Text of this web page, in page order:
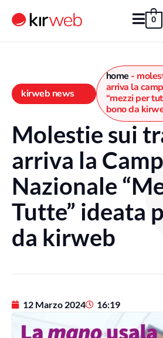
0
kirweb news
home -
arriva la
“mezzi per
bono da
Molestie sui
arriva la
Nazionale
Tutte” ideata
da kirweb
12 Marzo 2024 16:19